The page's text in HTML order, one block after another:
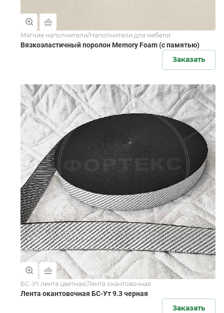
Мягкие наполнители/Наполнители для мебели
Вязкоэластичный поролон Memory Foam (с памятью)
Заказать
БС-Ут лента цветная/Лента окантовочная
Лента окантовочная БС-Ут 9.3 черная
Заказать